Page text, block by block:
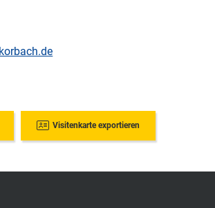
Visitenkarte exportieren